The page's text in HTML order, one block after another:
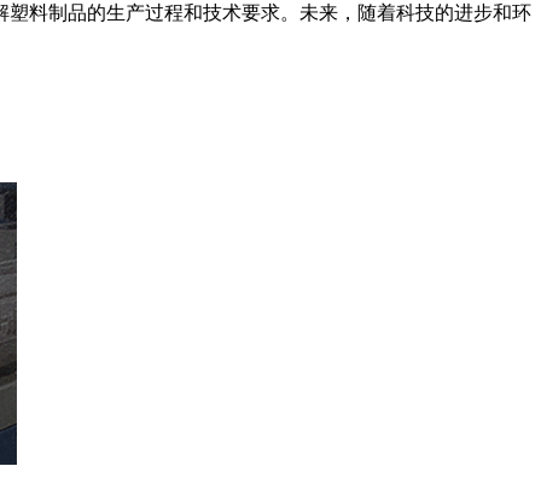
料制品的生产过程和技术要求。未来，随着科技的进步和环